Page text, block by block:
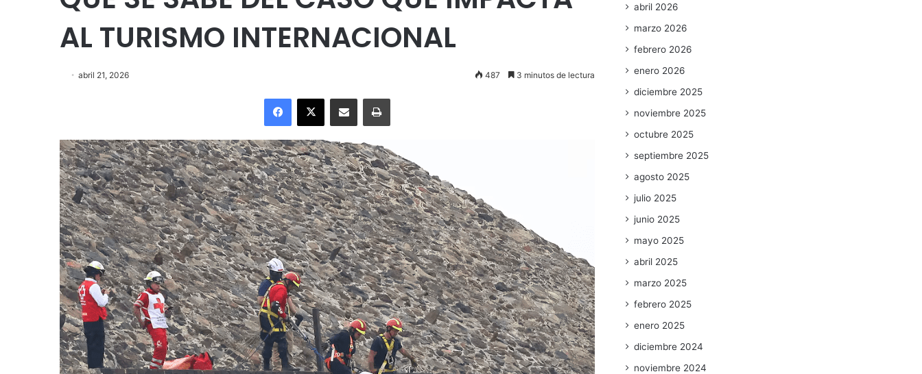
AL TURISMO INTERNACIONAL
abril 21, 2026 487 3 minutos de lectura
Facebook
X Enviar vía email Imprimir
abril 2026
marzo 2026
febrero 2026
enero 2026
diciembre 2025
noviembre 2025
octubre 2025
septiembre 2025
agosto 2025
julio 2025
junio 2025
mayo 2025
abril 2025
marzo 2025
febrero 2025
enero 2025
diciembre 2024
noviembre 2024